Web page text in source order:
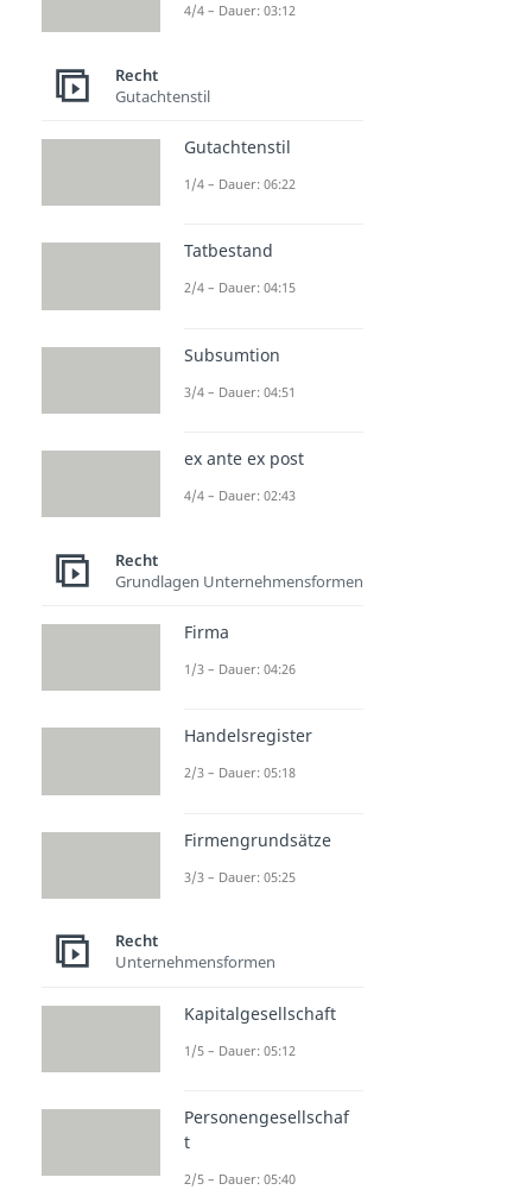
4/4 – Dauer: 03:12
Recht
Gutachtenstil
Gutachtenstil
1/4 – Dauer: 06:22
Tatbestand
2/4 – Dauer: 04:15
Subsumtion
3/4 – Dauer: 04:51
ex ante ex post
4/4 – Dauer: 02:43
Recht
Grundlagen Unternehmensformen
Firma
1/3 – Dauer: 04:26
Handelsregister
2/3 – Dauer: 05:18
Firmengrundsätze
3/3 – Dauer: 05:25
Recht
Unternehmensformen
Kapitalgesellschaft
1/5 – Dauer: 05:12
Personengesellschaf
t
2/5 – Dauer: 05:40